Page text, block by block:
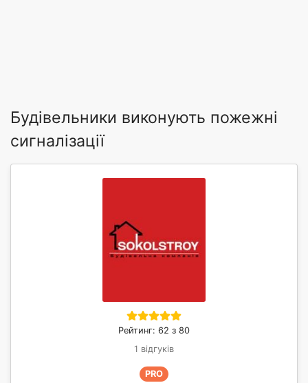
Будівельники виконують пожежні
сигналізації
Рейтинг: 62 з 80
1 відгуків
PRO